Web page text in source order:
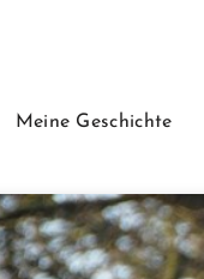
Meine Geschichte